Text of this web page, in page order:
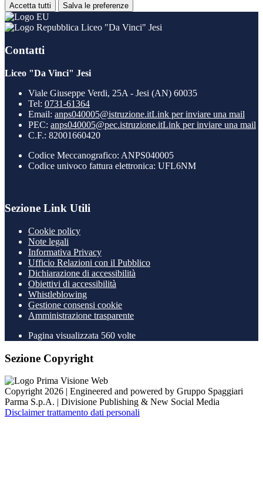
Accetta tutti Salva le preferenze
Liceo "Da Vinci" Jesi
Contatti
Liceo "Da Vinci" Jesi
Viale Giuseppe Verdi, 25A - Jesi (AN) 60035
Tel: 0731-61364
Email: anps040005@istruzione.itLink per inviare una mail
PEC: anps040005@pec.istruzione.itLink per inviare una mail
C.F.: 82001660420
Codice Meccanografico: ANPS040005
Codice univoco fattura elettronica: UFL6NM
Sezione Link Utili
Cookie policy
Note legali
Informativa Privacy
Ufficio Relazioni con il Pubblico
Dichiarazione di accessibilità
Obiettivi di accessibilità
Whistleblowing
Gestione consensi cookie
Amministrazione trasparente
Pagina visualizzata 560 volte
Sezione Copyright
Copyright 2026 | Engineered and powered by Gruppo Spaggiari
Parma S.p.A. | Divisione Publishing & New Social Media
Disclaimer trattamento dati personali